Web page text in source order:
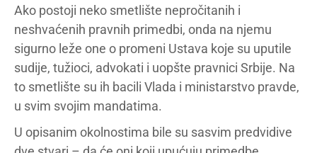
Ako postoji neko smetlište nepročitanih i
neshvaćenih pravnih primedbi, onda na njemu
sigurno leže one o promeni Ustava koje su uputile
sudije, tužioci, advokati i uopšte pravnici Srbije. Na
to smetlište su ih bacili Vlada i ministarstvo pravde,
u svim svojim mandatima.
U opisanim okolnostima bile su sasvim predvidive